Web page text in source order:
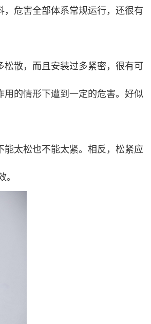
危害全部体系常规运行，还很有
散，而且安装过多紧密，很有可
的情形下遭到一定的危害。好似
太松也不能太紧。相反，松紧应